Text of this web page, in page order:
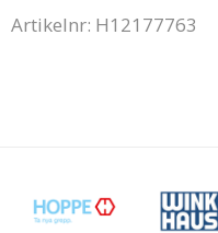
Artikelnr: H12177763